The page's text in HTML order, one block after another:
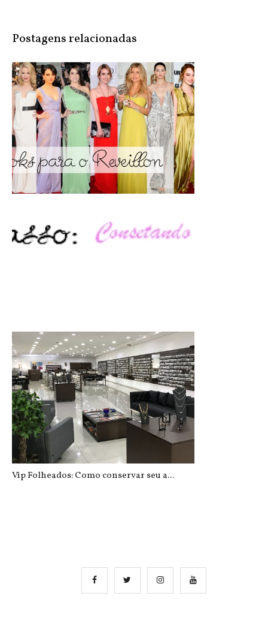
Postagens relacionadas
Passo a passo: Consertando a make q...
Vip Folheados: Como conservar seu a...